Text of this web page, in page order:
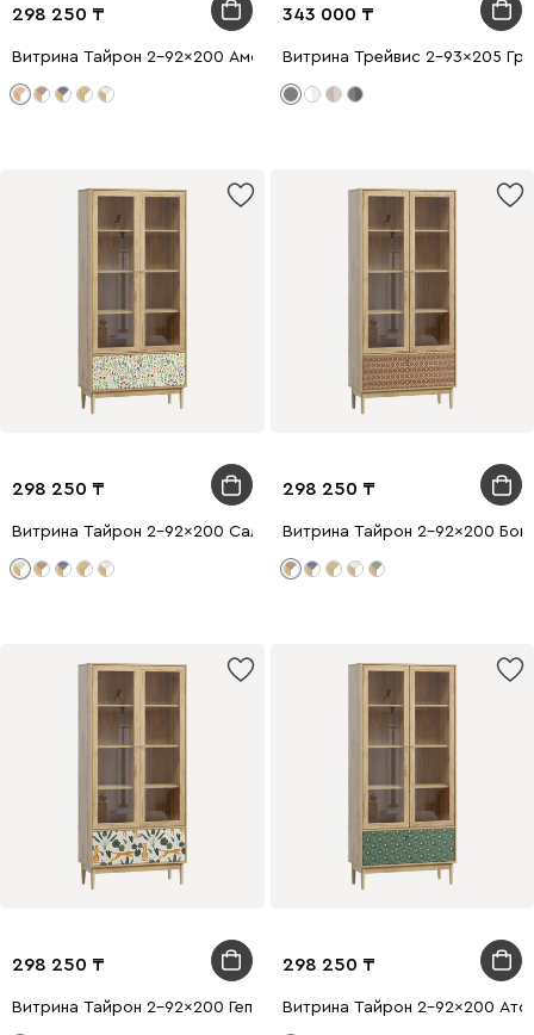
298 250
Витрина Тайрон 2-92x200 Амстердам ​
343 000
Витрина Трейвис 2-93x205
298 250
Витрина Тайрон 2-92x200 Сальвия
298 250
Витрина Тайрон 2-92x200
298 250
Витрина Тайрон 2-92x200 Гепард
298 250
Витрина Тайрон 2-92x200